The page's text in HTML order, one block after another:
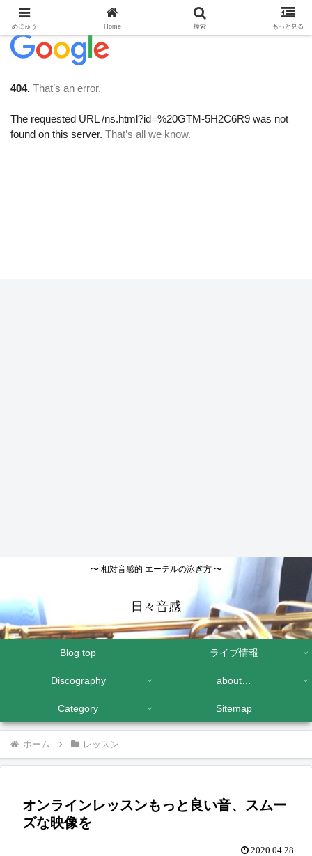
〜 相対音感的 エーテルの泳ぎ方 〜
日々音感
Blog top ライブ情報
Discography about…
Category Sitemap
ホーム レッスン
オンラインレッスンもっと良い音、スムー
ズな映像を
2020.04.28
めにゅう Home 検索 もっと見る